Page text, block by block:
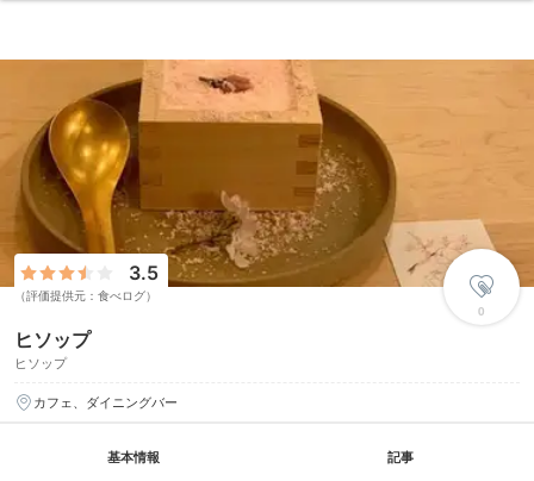
ヒソップ
ヒソップ
3.5
（評価提供元：食べログ）
0
カフェ、ダイニングバー
基本情報 記事